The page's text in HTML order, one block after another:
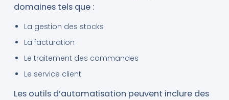
domaines tels que :
La gestion des stocks
La facturation
Le traitement des commandes
Le service client
Les outils d’automatisation peuvent inclure des